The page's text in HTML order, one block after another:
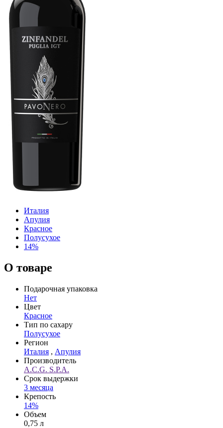
Италия
Апулия
Красное
Полусухое
14%
О товаре
Подарочная упаковка
Нет
Цвет
Красное
Тип по сахару
Полусухое
Регион
Италия , Апулия
Производитель
A.C.G. S.P.A.
Срок выдержки
3 месяца
Крепость
14%
Объем
0,75 л